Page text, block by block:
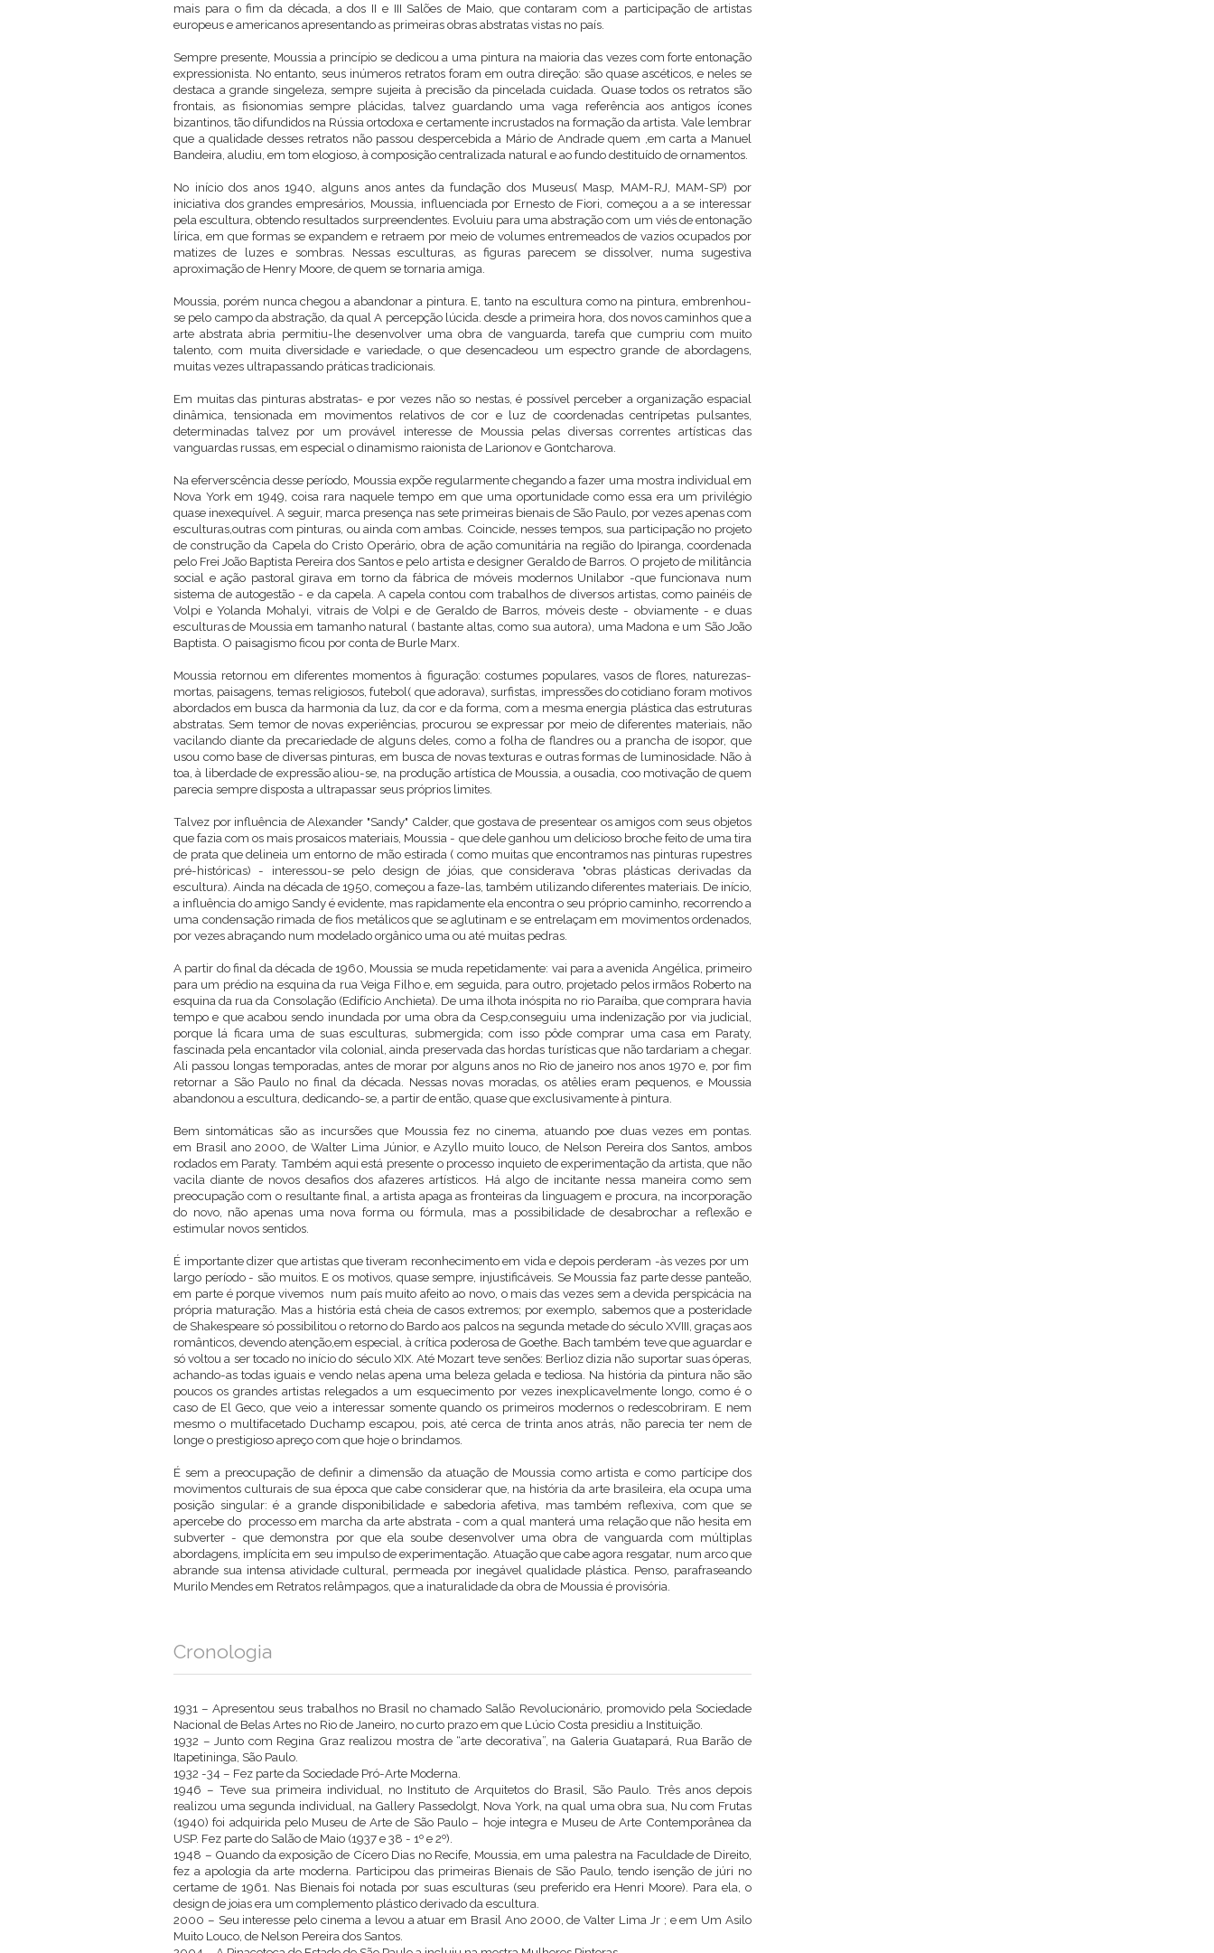
mais para o fim da década, a dos II e III Salões de Maio, que contaram com a participação de artistas
europeus e americanos apresentando as primeiras obras abstratas vistas no país.
Sempre presente, Moussia a princípio se dedicou a uma pintura na maioria das vezes com forte entonação
expressionista. No entanto, seus inúmeros retratos foram em outra direção: são quase ascéticos, e neles se
destaca a grande singeleza, sempre sujeita à precisão da pincelada cuidada. Quase todos os retratos são
frontais, as fisionomias sempre plácidas, talvez guardando uma vaga referência aos antigos ícones
bizantinos, tão difundidos na Rússia ortodoxa e certamente incrustados na formação da artista. Vale lembrar
que a qualidade desses retratos não passou despercebida a Mário de Andrade quem ,em carta a Manuel
Bandeira, aludiu, em tom elogioso, à composição centralizada natural e ao fundo destituído de ornamentos.
No início dos anos 1940, alguns anos antes da fundação dos Museus( Masp, MAM-RJ, MAM-SP) por
iniciativa dos grandes empresários, Moussia, influenciada por Ernesto de Fiori, começou a a se interessar
pela escultura, obtendo resultados surpreendentes. Evoluiu para uma abstração com um viés de entonação
lírica, em que formas se expandem e retraem por meio de volumes entremeados de vazios ocupados por
matizes de luzes e sombras. Nessas esculturas, as figuras parecem se dissolver, numa sugestiva
aproximação de Henry Moore, de quem se tornaria amiga.
Moussia, porém nunca chegou a abandonar a pintura. E, tanto na escultura como na pintura, embrenhou-
se pelo campo da abstração, da qual A percepção lúcida. desde a primeira hora, dos novos caminhos que a
arte abstrata abria permitiu-lhe desenvolver uma obra de vanguarda, tarefa que cumpriu com muito
talento, com muita diversidade e variedade, o que desencadeou um espectro grande de abordagens,
muitas vezes ultrapassando práticas tradicionais.
Em muitas das pinturas abstratas- e por vezes não so nestas, é possível perceber a organização espacial
dinâmica, tensionada em movimentos relativos de cor e luz de coordenadas centrípetas pulsantes,
determinadas talvez por um provável interesse de Moussia pelas diversas correntes artísticas das
vanguardas russas, em especial o dinamismo raionista de Larionov e Gontcharova.
Na eferverscência desse período, Moussia expõe regularmente chegando a fazer uma mostra individual em
Nova York em 1949, coisa rara naquele tempo em que uma oportunidade como essa era um privilégio
quase inexequível. A seguir, marca presença nas sete primeiras bienais de São Paulo, por vezes apenas com
esculturas,outras com pinturas, ou ainda com ambas. Coincide, nesses tempos, sua participação no projeto
de construção da Capela do Cristo Operário, obra de ação comunitária na região do Ipiranga, coordenada
pelo Frei João Baptista Pereira dos Santos e pelo artista e designer Geraldo de Barros. O projeto de militância
social e ação pastoral girava em torno da fábrica de móveis modernos Unilabor -que funcionava num
sistema de autogestão - e da capela. A capela contou com trabalhos de diversos artistas, como painéis de
Volpi e Yolanda Mohalyi, vitrais de Volpi e de Geraldo de Barros, móveis deste - obviamente - e duas
esculturas de Moussia em tamanho natural ( bastante altas, como sua autora), uma Madona e um São João
Baptista. O paisagismo ficou por conta de Burle Marx.
Moussia retornou em diferentes momentos à figuração: costumes populares, vasos de flores, naturezas-
mortas, paisagens, temas religiosos, futebol( que adorava), surfistas, impressões do cotidiano foram motivos
abordados em busca da harmonia da luz, da cor e da forma, com a mesma energia plástica das estruturas
abstratas. Sem temor de novas experiências, procurou se expressar por meio de diferentes materiais, não
vacilando diante da precariedade de alguns deles, como a folha de flandres ou a prancha de isopor, que
usou como base de diversas pinturas, em busca de novas texturas e outras formas de luminosidade. Não à
toa, à liberdade de expressão aliou-se, na produção artística de Moussia, a ousadia, coo motivação de quem
parecia sempre disposta a ultrapassar seus próprios limites.
Talvez por influência de Alexander "Sandy" Calder, que gostava de presentear os amigos com seus objetos
que fazia com os mais prosaicos materiais, Moussia - que dele ganhou um delicioso broche feito de uma tira
de prata que delineia um entorno de mão estirada ( como muitas que encontramos nas pinturas rupestres
pré-históricas) - interessou-se pelo design de jóias, que considerava "obras plásticas derivadas da
escultura). Ainda na década de 1950, começou a faze-las, também utilizando diferentes materiais. De início,
a influência do amigo Sandy é evidente, mas rapidamente ela encontra o seu próprio caminho, recorrendo a
uma condensação rimada de fios metálicos que se aglutinam e se entrelaçam em movimentos ordenados,
por vezes abraçando num modelado orgânico uma ou até muitas pedras.
A partir do final da década de 1960, Moussia se muda repetidamente: vai para a avenida Angélica, primeiro
para um prédio na esquina da rua Veiga Filho e, em seguida, para outro, projetado pelos irmãos Roberto na
esquina da rua da Consolação (Edifício Anchieta). De uma ilhota inóspita no rio Paraíba, que comprara havia
tempo e que acabou sendo inundada por uma obra da Cesp,conseguiu uma indenização por via judicial,
porque lá ficara uma de suas esculturas, submergida; com isso pôde comprar uma casa em Paraty,
fascinada pela encantador vila colonial, ainda preservada das hordas turísticas que não tardariam a chegar.
Ali passou longas temporadas, antes de morar por alguns anos no Rio de janeiro nos anos 1970 e, por fim
retornar a São Paulo no final da década. Nessas novas moradas, os atêlies eram pequenos, e Moussia
abandonou a escultura, dedicando-se, a partir de então, quase que exclusivamente à pintura.
Bem sintomáticas são as incursões que Moussia fez no cinema, atuando poe duas vezes em pontas.
em Brasil ano 2000, de Walter Lima Júnior, e Azyllo muito louco, de Nelson Pereira dos Santos, ambos
rodados em Paraty. Também aqui está presente o processo inquieto de experimentação da artista, que não
vacila diante de novos desafios dos afazeres artísticos. Há algo de incitante nessa maneira como sem
preocupação com o resultante final, a artista apaga as fronteiras da linguagem e procura, na incorporação
do novo, não apenas uma nova forma ou fórmula, mas a possibilidade de desabrochar a reflexão e
estimular novos sentidos.
É importante dizer que artistas que tiveram reconhecimento em vida e depois perderam -às vezes por um
largo período - são muitos. E os motivos, quase sempre, injustificáveis. Se Moussia faz parte desse panteão,
em parte é porque vivemos num país muito afeito ao novo, o mais das vezes sem a devida perspicácia na
própria maturação. Mas a história está cheia de casos extremos; por exemplo, sabemos que a posteridade
de Shakespeare só possibilitou o retorno do Bardo aos palcos na segunda metade do século XVIII, graças aos
românticos, devendo atenção,em especial, à crítica poderosa de Goethe. Bach também teve que aguardar e
só voltou a ser tocado no início do século XIX. Até Mozart teve senões: Berlioz dizia não suportar suas óperas,
achando-as todas iguais e vendo nelas apena uma beleza gelada e tediosa. Na história da pintura não são
poucos os grandes artistas relegados a um esquecimento por vezes inexplicavelmente longo, como é o
caso de El Geco, que veio a interessar somente quando os primeiros modernos o redescobriram. E nem
mesmo o multifacetado Duchamp escapou, pois, até cerca de trinta anos atrás, não parecia ter nem de
longe o prestigioso apreço com que hoje o brindamos.
É sem a preocupação de definir a dimensão da atuação de Moussia como artista e como partícipe dos
movimentos culturais de sua época que cabe considerar que, na história da arte brasileira, ela ocupa uma
posição singular: é a grande disponibilidade e sabedoria afetiva, mas também reflexiva, com que se
apercebe do processo em marcha da arte abstrata - com a qual manterá uma relação que não hesita em
subverter - que demonstra por que ela soube desenvolver uma obra de vanguarda com múltiplas
abordagens, implícita em seu impulso de experimentação. Atuação que cabe agora resgatar, num arco que
abrande sua intensa atividade cultural, permeada por inegável qualidade plástica. Penso, parafraseando
Murilo Mendes em Retratos relâmpagos, que a inaturalidade da obra de Moussia é provisória.
Cronologia
1931 – Apresentou seus trabalhos no Brasil no chamado Salão Revolucionário, promovido pela Sociedade
Nacional de Belas Artes no Rio de Janeiro, no curto prazo em que Lúcio Costa presidiu a Instituição.
1932 – Junto com Regina Graz realizou mostra de “arte decorativa”, na Galeria Guatapará, Rua Barão de
Itapetininga, São Paulo.
1932 -34 – Fez parte da Sociedade Pró-Arte Moderna.
1946 – Teve sua primeira individual, no Instituto de Arquitetos do Brasil, São Paulo. Três anos depois
realizou uma segunda individual, na Gallery Passedolgt, Nova York, na qual uma obra sua, Nu com Frutas
(1940) foi adquirida pelo Museu de Arte de São Paulo – hoje integra e Museu de Arte Contemporânea da
USP. Fez parte do Salão de Maio (1937 e 38 - 1º e 2º).
1948 – Quando da exposição de Cícero Dias no Recife, Moussia, em uma palestra na Faculdade de Direito,
fez a apologia da arte moderna. Participou das primeiras Bienais de São Paulo, tendo isenção de júri no
certame de 1961. Nas Bienais foi notada por suas esculturas (seu preferido era Henri Moore). Para ela, o
design de joias era um complemento plástico derivado da escultura.
2000 – Seu interesse pelo cinema a levou a atuar em Brasil Ano 2000, de Valter Lima Jr ; e em Um Asilo
Muito Louco, de Nelson Pereira dos Santos.